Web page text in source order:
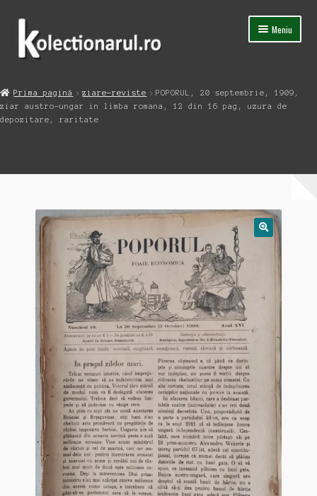
Sari
navigare
Sari
conținut
Meniu
Magazin
Extinde
Blog
Contact
Prima pagină ziare-reviste
POPORUL, 20 septembrie, 1909,
ziar austro-ungar in limba romana, 12 din 16 pag, uzura de
depozitare, raritate